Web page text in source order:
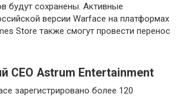
будут сохранены. Активные
версии Warface на платформах
Store также смогут провести перенос
CEO Astrum Entertainment
зарегистрировано более 120